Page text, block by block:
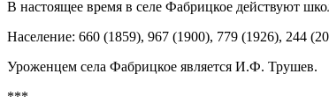
В настоящее время в селе Фабрицкое действуют
Население: 660 (1859), 967 (1900), 779 (1926), 244
Уроженцем села Фабрицкое является И.Ф. Трушев.
***